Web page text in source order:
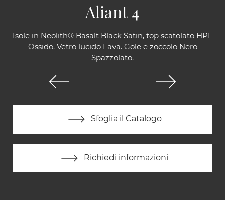
Isole in Neolith® Basalt Black Satin, top scatolato HPL
Ossido. Vetro lucido Lava. Gole e zoccolo Nero
Spazzolato.
Sfoglia il Catalogo
Richiedi informazioni
Aliant 4